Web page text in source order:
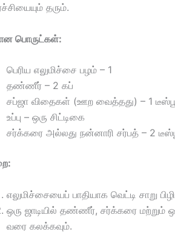
தரும்.
பொருட்கள்:
பெரிய எலுமிச்சை பழம் – 1
தண்ணீர் – 2 கப்
சப்ஜா விதைகள் (ஊற வைத்தது) – 1
உப்பு – ஒரு சிட்டிகை
சர்க்கரை அல்லது நன்னாரி சர்பத் – 2
எலுமிச்சையைப் பாதியாக வெட்டி சாறு
ஒரு ஜாடியில் தண்ணீர், சர்க்கரை மற்றும்
வரை கலக்கவும்.